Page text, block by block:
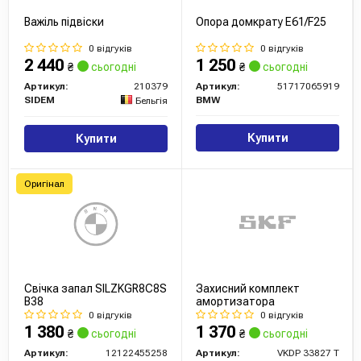
транспортних засобів.
Висновок
SKF — це бренд, що гарантує високу якість і надійність.
Продукція цього бренду відома на ринку за своєю
довговічністю та ефективністю. В нашому магазині ви
знайдете великий вибір продукції SKF для ремонту та
Важіль підвіски
0 відгуків
2 440 ₴ сьогодні
Артикул:
210379
SIDEM
Бельгія
Купити
Опора домкрату E61/F25
0 відгуків
1 250 ₴ сьогодні
Артикул:
51717065919
BMW
Купити
Свічка запал SILZKGR8C8S
B38
0 відгуків
1 380 ₴ сьогодні
Артикул:
12122455258
Оригінал
Захисний комплект
амортизатора
0 відгуків
1 370 ₴ сьогодні
Артикул:
VKDP 33827 T